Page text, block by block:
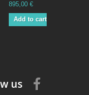
895,00 €
Add to cart
us